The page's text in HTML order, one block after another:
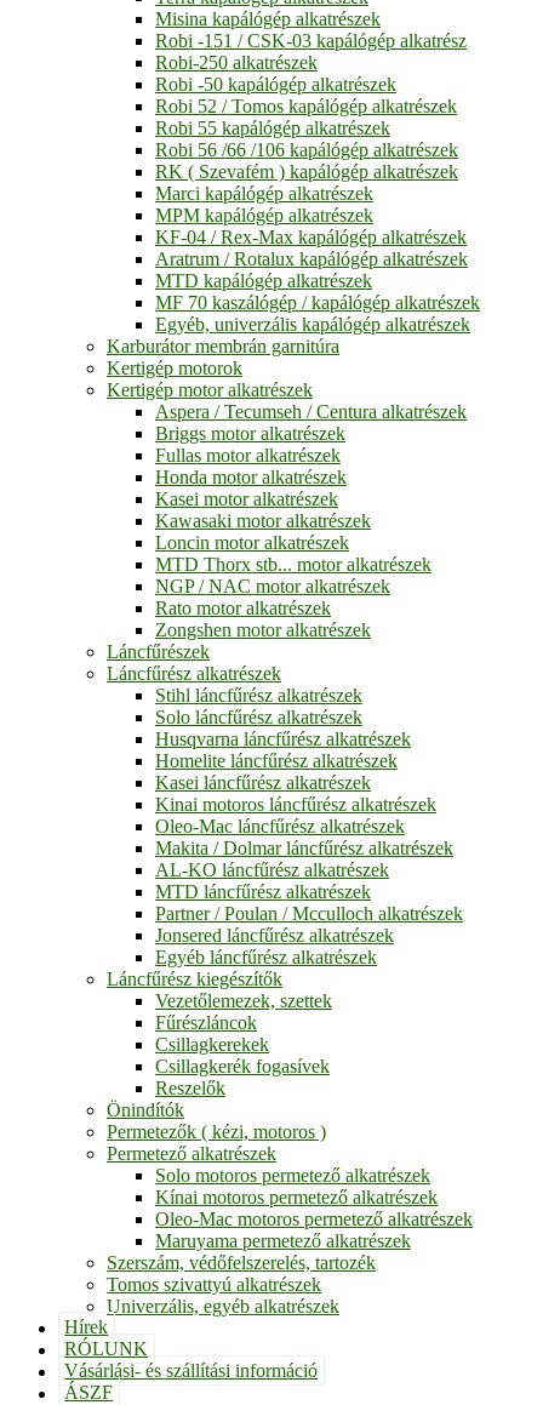
Misina kapálógép alkatrészek
Robi -151 / CSK-03 kapálógép alkatrész
Robi-250 alkatrészek
Robi -50 kapálógép alkatrészek
Robi 52 / Tomos kapálógép alkatrészek
Robi 55 kapálógép alkatrészek
Robi 56 /66 /106 kapálógép alkatrészek
RK ( Szevafém ) kapálógép alkatrészek
Marci kapálógép alkatrészek
MPM kapálógép alkatrészek
KF-04 / Rex-Max kapálógép alkatrészek
Aratrum / Rotalux kapálógép alkatrészek
MTD kapálógép alkatrészek
MF 70 kaszálógép / kapálógép alkatrészek
Egyéb, univerzális kapálógép alkatrészek
Karburátor membrán garnitúra
Kertigép motorok
Kertigép motor alkatrészek
Aspera / Tecumseh / Centura alkatrészek
Briggs motor alkatrészek
Fullas motor alkatrészek
Honda motor alkatrészek
Kasei motor alkatrészek
Kawasaki motor alkatrészek
Loncin motor alkatrészek
MTD Thorx stb... motor alkatrészek
NGP / NAC motor alkatrészek
Rato motor alkatrészek
Zongshen motor alkatrészek
Láncfűrészek
Láncfűrész alkatrészek
Stihl láncfűrész alkatrészek
Solo láncfűrész alkatrészek
Husqvarna láncfűrész alkatrészek
Homelite láncfűrész alkatrészek
Kasei láncfűrész alkatrészek
Kinai motoros láncfűrész alkatrészek
Oleo-Mac láncfűrész alkatrészek
Makita / Dolmar láncfűrész alkatrészek
AL-KO láncfűrész alkatrészek
MTD láncfűrész alkatrészek
Partner / Poulan / Mcculloch alkatrészek
Jonsered láncfűrész alkatrészek
Egyéb láncfűrész alkatrészek
Láncfűrész kiegészítők
Vezetőlemezek, szettek
Fűrészláncok
Csillagkerekek
Csillagkerék fogasívek
Reszelők
Önindítók
Permetezők ( kézi, motoros )
Permetező alkatrészek
Solo motoros permetező alkatrészek
Kínai motoros permetező alkatrészek
Oleo-Mac motoros permetező alkatrészek
Maruyama permetező alkatrészek
Szerszám, védőfelszerelés, tartozék
Tomos szivattyú alkatrészek
Univerzális, egyéb alkatrészek
Hírek
RÓLUNK
Vásárlási- és szállítási információ
ÁSZF